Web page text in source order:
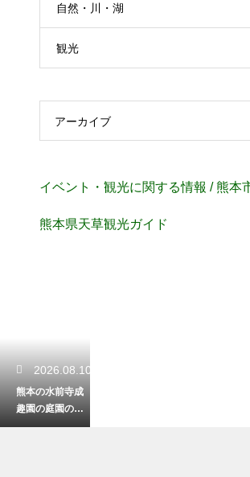
自然・川・湖
観光
アーカイブ
イベント・観光に関する情報 / 熊本
熊本県天草観光ガイド
2026.08.10
熊本の水前寺成
趣園の庭園の特
徴は？美しい大